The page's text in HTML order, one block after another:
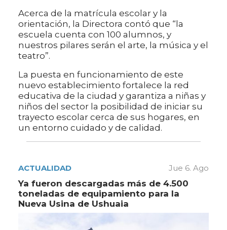
Acerca de la matrícula escolar y la
orientación, la Directora contó que “la
escuela cuenta con 100 alumnos, y
nuestros pilares serán el arte, la música y el
teatro”.
La puesta en funcionamiento de este
nuevo establecimiento fortalece la red
educativa de la ciudad y garantiza a niñas y
niños del sector la posibilidad de iniciar su
trayecto escolar cerca de sus hogares, en
un entorno cuidado y de calidad.
ACTUALIDAD Jue 6. Ago
Ya fueron descargadas más de 4.500
toneladas de equipamiento para la
Nueva Usina de Ushuaia